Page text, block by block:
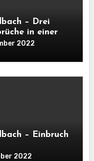
– Drei
in einer
2022
– Einbruch
2022